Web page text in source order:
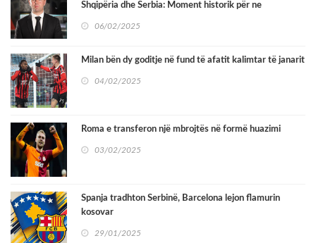
Shqipëria dhe Serbia: Moment historik për ne
06/02/2025
Milan bën dy goditje në fund të afatit kalimtar të janarit
04/02/2025
Roma e transferon një mbrojtës në formë huazimi
03/02/2025
Spanja tradhton Serbinë, Barcelona lejon flamurin
kosovar
29/01/2025